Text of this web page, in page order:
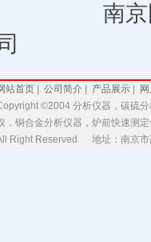
南
站首页 公司简介 产品展示
©2004 分析仪器，碳硫
，铜合金分析仪器，炉前快速测
Right Reserved 地址：南京